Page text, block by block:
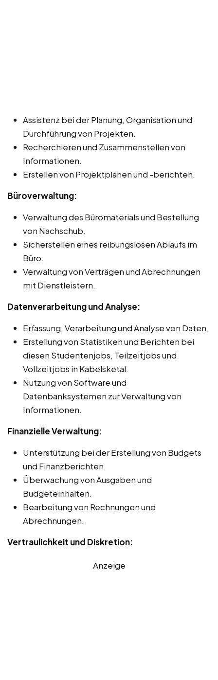
Assistenz bei der Planung, Organisation und
Durchführung von Projekten.
Recherchieren und Zusammenstellen von
Informationen.
Erstellen von Projektplänen und -berichten.
Büroverwaltung:
Verwaltung des Büromaterials und Bestellung
von Nachschub.
Sicherstellen eines reibungslosen Ablaufs im
Büro.
Verwaltung von Verträgen und Abrechnungen
mit Dienstleistern.
Datenverarbeitung und Analyse:
Erfassung, Verarbeitung und Analyse von Daten.
Erstellung von Statistiken und Berichten bei
diesen Studentenjobs, Teilzeitjobs und
Vollzeitjobs in Kabelsketal.
Nutzung von Software und
Datenbanksystemen zur Verwaltung von
Informationen.
Finanzielle Verwaltung:
Unterstützung bei der Erstellung von Budgets
und Finanzberichten.
Überwachung von Ausgaben und
Budgeteinhalten.
Bearbeitung von Rechnungen und
Abrechnungen.
Vertraulichkeit und Diskretion:
Anzeige